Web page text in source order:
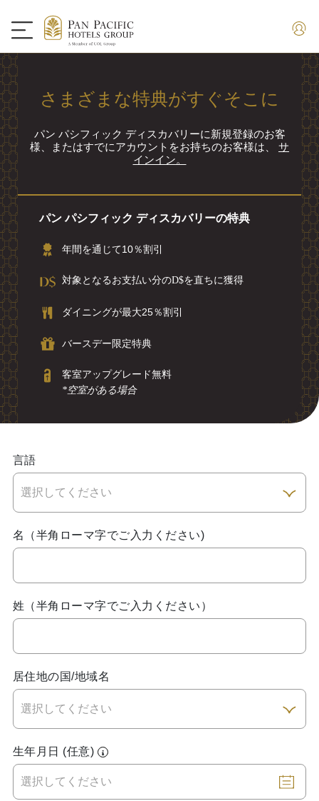
さまざまな特典がすぐそこに
パン パシフィック ディスカバリーに新規登録のお客
様、またはすでにアカウントをお持ちのお客様は、 サ
インイン。
パン パシフィック ディスカバリーの特典
年間を通じて10％割引
対象となるお支払い分のD$を直ちに獲得
ダイニングが最大25％割引
バースデー限定特典
客室アップグレード無料
*空室がある場合
言語
名（半角ローマ字でご入力ください)
姓（半角ローマ字でご入力ください）
居住地の国/地域名
生年月日 (任意)